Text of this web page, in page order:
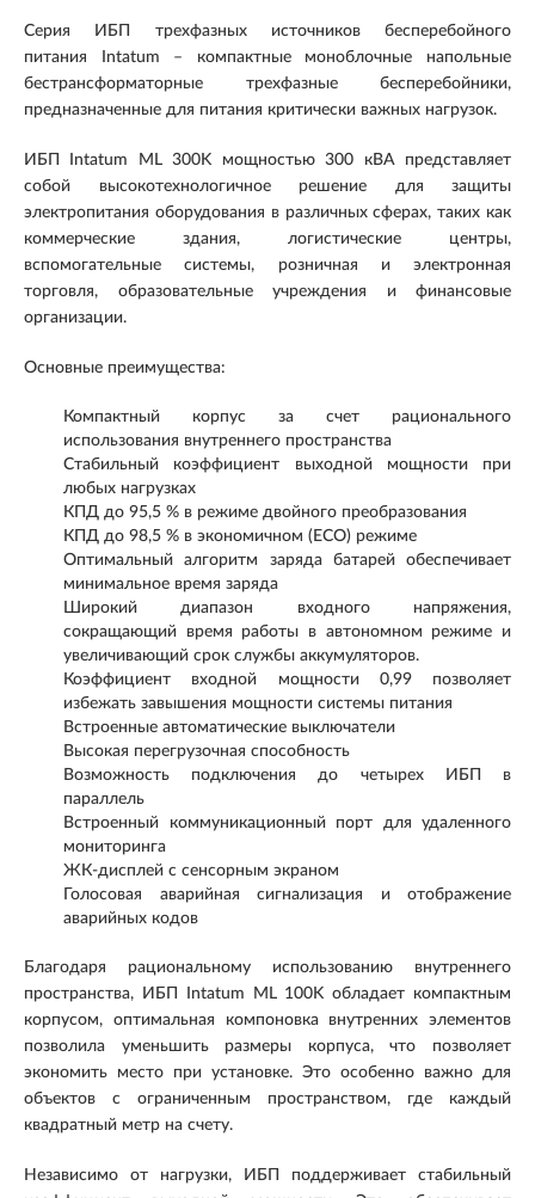
Серия ИБП трехфазных источников бесперебойного
питания
Intatum – компактные моноблочные напольные
бестрансформаторные трехфазные бесперебойники,
предназначенные для питания критически важных нагрузок.
ИБП Intatum ML 300K мощностью 300 кВА представляет
собой высокотехнологичное решение для защиты
электропитания оборудования в различных сферах, таких как
коммерческие здания, логистические центры,
вспомогательные системы, розничная и электронная
торговля, образовательные учреждения и финансовые
организации.
Основные преимущества:
Компактный корпус за счет рационального
использования внутреннего пространства
Стабильный коэффициент выходной мощности при
любых нагрузках
КПД до 95,5 % в режиме двойного преобразования
КПД до 98,5 % в экономичном (ECO) режиме
Оптимальный алгоритм заряда батарей обеспечивает
минимальное время заряда
Широкий диапазон входного напряжения,
сокращающий время работы в автономном режиме и
увеличивающий срок службы аккумуляторов.
Коэффициент входной мощности 0,99 позволяет
избежать завышения мощности системы питания
Встроенные автоматические выключатели
Высокая перегрузочная способность
Возможность подключения до четырех ИБП в
параллель
Встроенный коммуникационный порт для удаленного
мониторинга
ЖК-дисплей с сенсорным экраном
Голосовая аварийная сигнализация и отображение
аварийных кодов
Благодаря рациональному использованию внутреннего
пространства, ИБП Intatum ML 100K обладает компактным
корпусом, оптимальная компоновка внутренних элементов
позволила уменьшить размеры корпуса, что позволяет
экономить место при установке. Это особенно важно для
объектов с ограниченным пространством, где каждый
квадратный метр на счету.
Независимо от нагрузки, ИБП поддерживает стабильный